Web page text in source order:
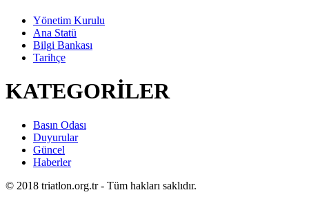
Yönetim Kurulu
Ana Statü
Bilgi Bankası
Tarihçe
KATEGORİLER
Basın Odası
Duyurular
Güncel
Haberler
© 2018 triatlon.org.tr - Tüm hakları saklıdır.